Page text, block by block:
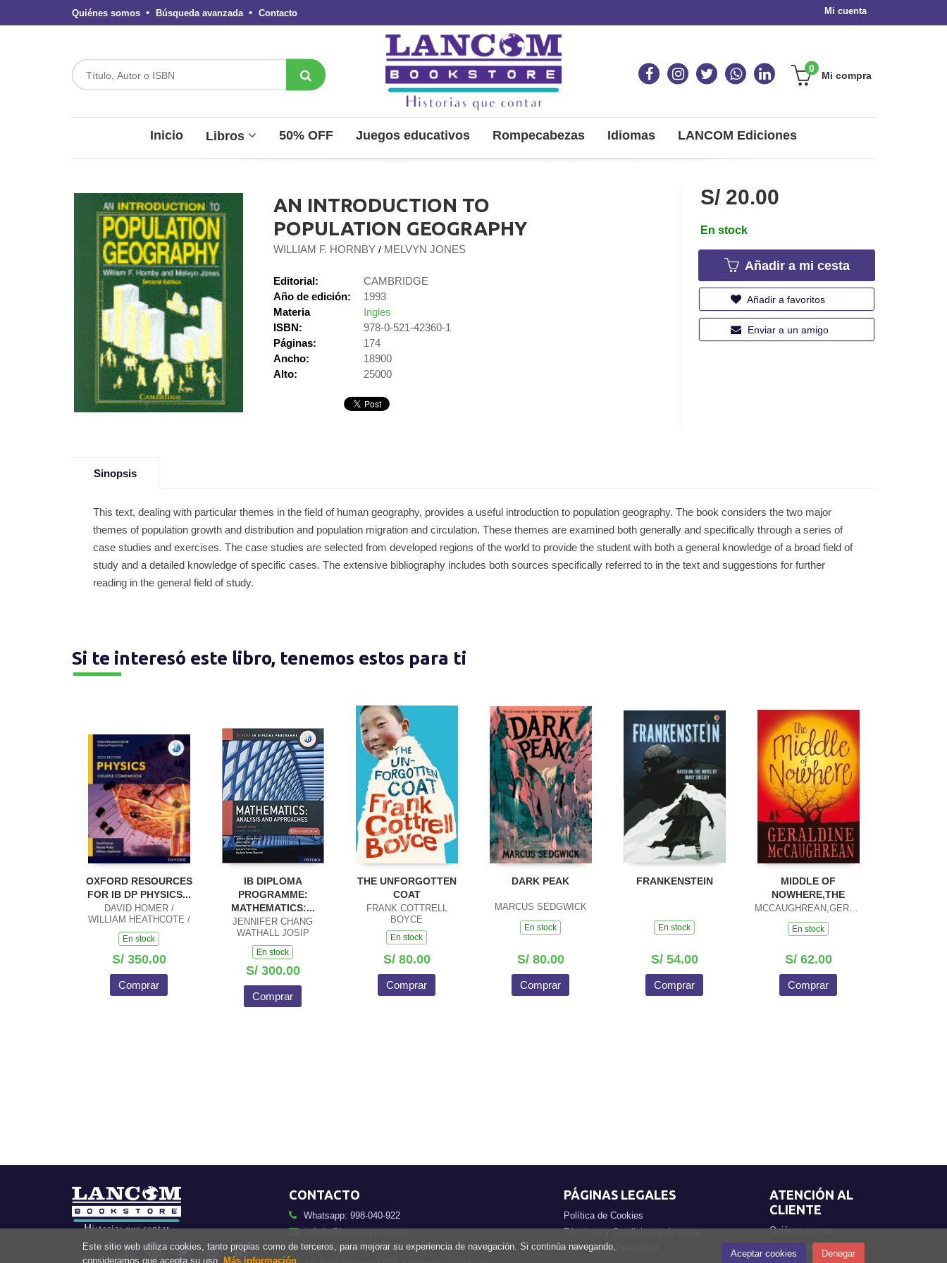
Mi cuenta
Quiénes somos Búsqueda avanzada Contacto
Mi compra
0
Inicio Libros 50% OFF Juegos educativos Rompecabezas Idiomas LANCOM Ediciones
AN INTRODUCTION TO
POPULATION GEOGRAPHY
WILLIAM F. HORNBY / MELVYN JONES
Editorial:
CAMBRIDGE
Año de edición:
1993
Materia
Ingles
ISBN:
978-0-521-42360-1
Páginas:
174
Ancho:
18900
Alto:
25000
S/ 20.00
En stock
Añadir a mi cesta
Añadir a favoritos
Enviar a un amigo
Sinopsis
This text, dealing with particular themes in the field of human geography, provides a useful introduction to population geography. The book considers the two major
themes of population growth and distribution and population migration and circulation. These themes are examined both generally and specifically through a series of
case studies and exercises. The case studies are selected from developed regions of the world to provide the student with both a general knowledge of a broad field of
study and a detailed knowledge of specific cases. The extensive bibliography includes both sources specifically referred to in the text and suggestions for further
reading in the general field of study.
Si te interesó este libro, tenemos estos para ti
OXFORD RESOURCES
FOR IB DP PHYSICS...
DAVID HOMER /
WILLIAM HEATHCOTE /
MACIEJ PIETKA
En stock
S/ 350.00
Comprar
IB DIPLOMA
PROGRAMME:
MATHEMATICS:...
JENNIFER CHANG
WATHALL JOSIP
HARCET
En stock
S/ 300.00
Comprar
THE UNFORGOTTEN
COAT
FRANK COTTRELL
BOYCE
En stock
S/ 80.00
Comprar
DARK PEAK
MARCUS SEDGWICK
En stock
S/ 80.00
Comprar
FRANKENSTEIN
En stock
S/ 54.00
Comprar
MIDDLE OF
NOWHERE,THE
En stock
S/ 62.00
Comprar
CONTACTO
Whatsapp: 998-040-922
admin@lancomperu.com
Formulario de contacto
PÁGINAS LEGALES
Política de Cookies
Términos y Condiciones de venta
Políticas de Privacidad
ATENCIÓN AL
CLIENTE
Quiénes somos
Pedidos especiales
Este sitio web utiliza cookies, tanto propias como de terceros, para mejorar su experiencia de navegación. Si continúa navegando,
consideramos que acepta su uso.
Más información
Aceptar cookies Denegar